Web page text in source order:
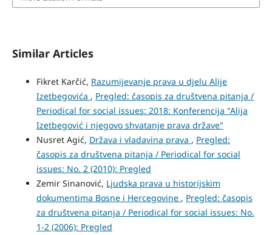
Similar Articles
Fikret Karčić, Razumijevanje prava u djelu Alije
Izetbegovića , Pregled: časopis za društvena pitanja /
Periodical for social issues: 2018: Konferencija "Alija
Izetbegović i njegovo shvatanje prava države"
Nusret Agić, Država i vladavina prava , Pregled:
časopis za društvena pitanja / Periodical for social
issues: No. 2 (2010): Pregled
Zemir Sinanović, Ljudska prava u historijskim
dokumentima Bosne i Hercegovine , Pregled: časopis
za društvena pitanja / Periodical for social issues: No.
1-2 (2006): Pregled